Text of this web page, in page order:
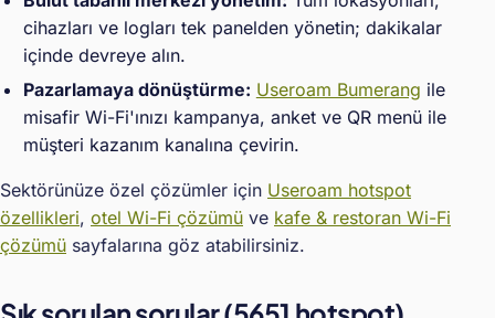
cihazları ve logları tek panelden yönetin; dakikalar
içinde devreye alın.
Pazarlamaya dönüştürme: Useroam Bumerang ile
misafir Wi-Fi'ınızı kampanya, anket ve QR menü ile
müşteri kazanım kanalına çevirin.
Sektörünüze özel çözümler için Useroam hotspot
özellikleri, otel Wi-Fi çözümü ve kafe & restoran Wi-Fi
çözümü sayfalarına göz atabilirsiniz.